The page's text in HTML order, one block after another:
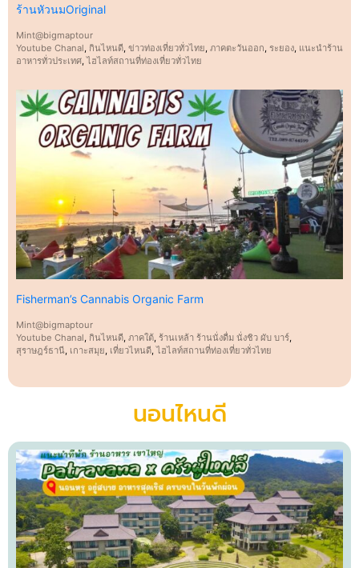
ร้านหัวนมOriginal
Mint@bigmaptour
Youtube Chanal, กินไหนดี, ข่าวท่องเที่ยวทั่วไทย, ภาคตะวันออก, ระยอง, แนะนำร้าน
อาหารทั่วประเทศ,ไฮไลท์สถานที่ท่องเที่ยวทั่วไทย
Fisherman’s Cannabis Organic Farm
Mint@bigmaptour
Youtube Chanal, กินไหนดี, ภาคใต้, ร้านเหล้า ร้านนั่งดื่ม นั่งชิว ผับ บาร์,
สุราษฎร์ธานี, เกาะสมุย, เที่ยวไหนดี,ไฮไลท์สถานที่ท่องเที่ยวทั่วไทย
นอนไหนดี